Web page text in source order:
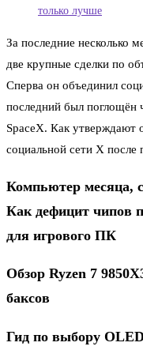
только лучше
За последние несколько
две крупные сделки по
Сперва он объединил
последний был поглощён
SpaceX. Как утверждают
социальной сети X после
Компьютер месяца,
Как дефицит чипов
для игрового ПК
Обзор Ryzen 7
баксов
Гид по выбору